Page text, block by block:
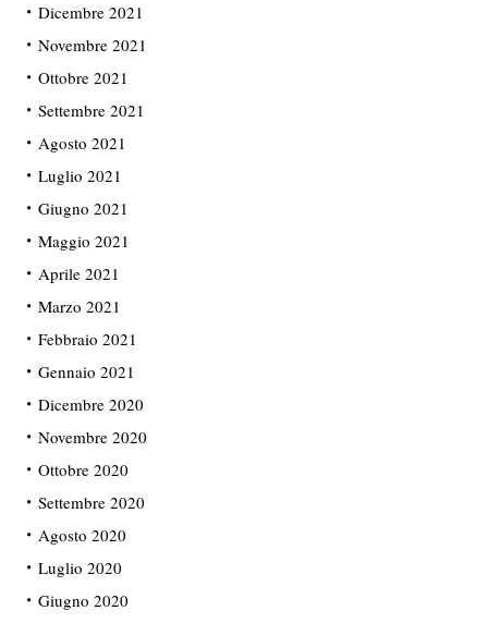
Dicembre 2021
Novembre 2021
Ottobre 2021
Settembre 2021
Agosto 2021
Luglio 2021
Giugno 2021
Maggio 2021
Aprile 2021
Marzo 2021
Febbraio 2021
Gennaio 2021
Dicembre 2020
Novembre 2020
Ottobre 2020
Settembre 2020
Agosto 2020
Luglio 2020
Giugno 2020